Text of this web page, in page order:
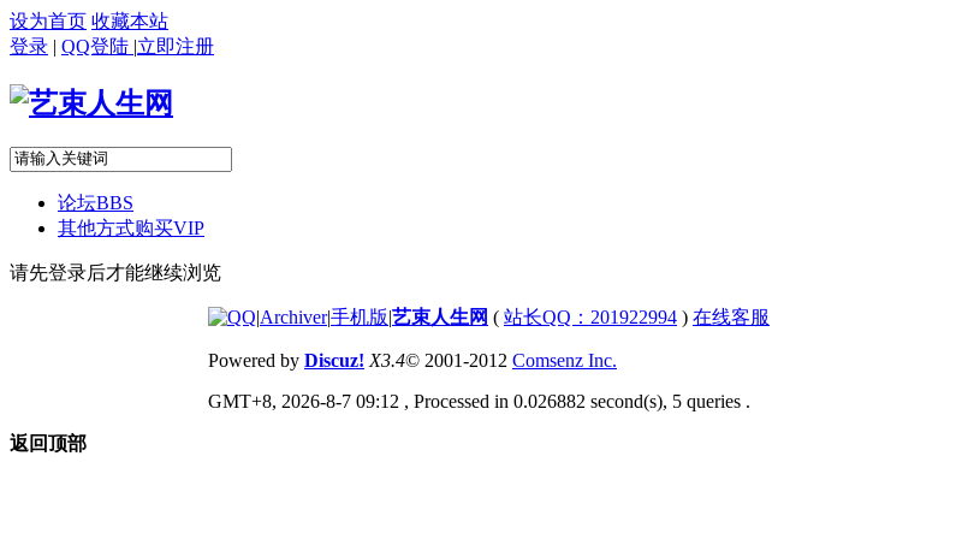
设为首页 收藏本站
登录 | QQ登陆 |立即注册
论坛BBS
其他方式购买VIP
请先登录后才能继续浏览
|Archiver|手机版|艺束人生网 ( 站长QQ：201922994 ) 在线客服
Powered by Discuz! X3.4© 2001-2012 Comsenz Inc.
GMT+8, 2026-8-7 09:12 , Processed in 0.026882 second(s), 5 queries .
返回顶部